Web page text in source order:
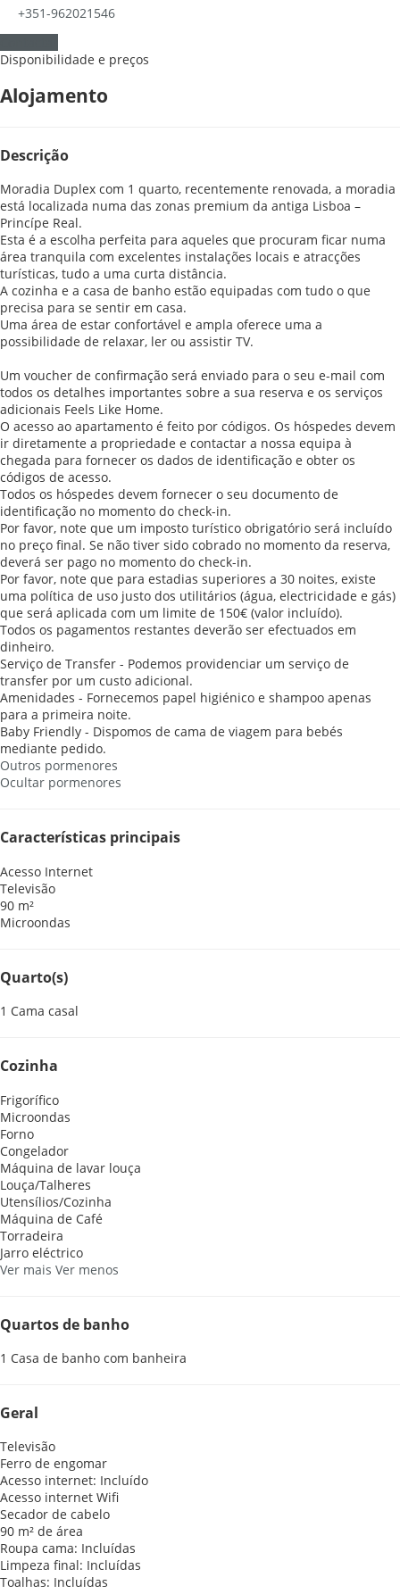
+351-962021546
Disponibilidade e preços
Alojamento
Descrição
Moradia Duplex com 1 quarto, recentemente renovada, a moradia
está localizada numa das zonas premium da antiga Lisboa –
Princípe Real.
Esta é a escolha perfeita para aqueles que procuram ficar numa
área tranquila com excelentes instalações locais e atracções
turísticas, tudo a uma curta distância.
A cozinha e a casa de banho estão equipadas com tudo o que
precisa para se sentir em casa.
Uma área de estar confortável e ampla oferece uma a
possibilidade de relaxar, ler ou assistir TV.
Um voucher de confirmação será enviado para o seu e-mail com
todos os detalhes importantes sobre a sua reserva e os serviços
adicionais Feels Like Home.
O acesso ao apartamento é feito por códigos. Os hóspedes devem
ir diretamente a propriedade e contactar a nossa equipa à
chegada para fornecer os dados de identificação e obter os
códigos de acesso.
Todos os hóspedes devem fornecer o seu documento de
identificação no momento do check-in.
Por favor, note que um imposto turístico obrigatório será incluído
no preço final. Se não tiver sido cobrado no momento da reserva,
deverá ser pago no momento do check-in.
Por favor, note que para estadias superiores a 30 noites, existe
uma política de uso justo dos utilitários (água, electricidade e gás)
que será aplicada com um limite de 150€ (valor incluído).
Todos os pagamentos restantes deverão ser efectuados em
dinheiro.
Serviço de Transfer - Podemos providenciar um serviço de
transfer por um custo adicional.
Amenidades - Fornecemos papel higiénico e shampoo apenas
para a primeira noite.
Baby Friendly - Dispomos de cama de viagem para bebés
mediante pedido.
Outros pormenores
Ocultar pormenores
Características principais
Acesso Internet
Televisão
90 m²
Microondas
Quarto(s)
1 Cama casal
Cozinha
Frigorífico
Microondas
Forno
Congelador
Máquina de lavar louça
Louça/Talheres
Utensílios/Cozinha
Máquina de Café
Torradeira
Jarro eléctrico
Ver mais Ver menos
Quartos de banho
1 Casa de banho com banheira
Geral
Televisão
Ferro de engomar
Acesso internet: Incluído
Acesso internet Wifi
Secador de cabelo
90 m² de área
Roupa cama: Incluídas
Limpeza final: Incluídas
Toalhas: Incluídas